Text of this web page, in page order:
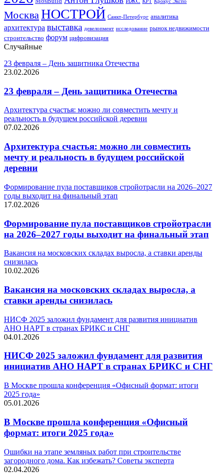
КРТ
МоскваНОСТРОЙ Санкт-Петербург аналитика
архитектура выставка девелопмент исследование рынок недвижимости
строительство форум цифровизация
Случайные
23 февраля – День защитника Отечества
23.02.2026
23 февраля – День защитника Отечества
Архитектура счастья: можно ли совместить мечту и
реальность в будущем российской деревни
07.02.2026
Архитектура счастья: можно ли совместить
мечту и реальность в будущем российской
деревни
Формирование пула поставщиков стройотрасли на 2026–2027
годы выходит на финальный этап
17.02.2026
Формирование пула поставщиков стройотрасли
на 2026–2027 годы выходит на финальный этап
Вакансия на московских складах выросла, а ставки аренды
снизилась
10.02.2026
Вакансия на московских складах выросла, а
ставки аренды снизилась
НИСФ 2025 заложил фундамент для развития инициатив
АНО НАРТ в странах БРИКС и СНГ
04.01.2026
НИСФ 2025 заложил фундамент для развития
инициатив АНО НАРТ в странах БРИКС и СНГ
В Москве прошла конференция «Офисный формат: итоги
2025 года»
05.01.2026
В Москве прошла конференция «Офисный
формат: итоги 2025 года»
Ошибки на этапе земляных работ при строительстве
загородного дома. Как избежать? Советы эксперта
02.04.2026